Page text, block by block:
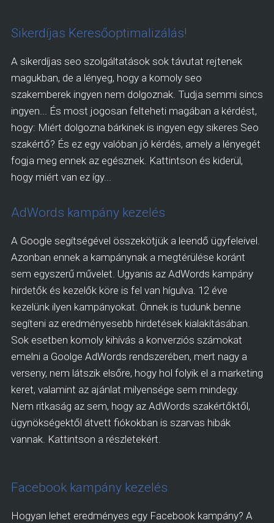
Sikerdíjas Keresőoptimalizálás!
A sikerdíjas seo szolgáltatások sok távutat rejtenek
magukban, de a lényeg, hogy a komoly seo
szakemberek ingyen nem dolgoznak. Tudja semmi sincs
ingyen... És most jogosan felteheti magában a kérdést,
hogy: Miért dolgozna bárkinek is ingyen egy sikeres Seo
szakértő? És ez egy valóban jó kérdés, amely a lényegét
fogja meg ennek az egésznek. Kattintson és kiderül,
hogy miért van ez így...
AdWords kampány kezelés
A Google segítségével összekötjük a leendő ügyfeleivel.
Azonban ennek a kampánynak a megtérülése koránt
sem egyszerű művelet. Ugyanis az AdWords kampány
hirdetők és kezelők köre is fel van hígulva. 12 éve
kezelünk ilyen kampányokat. Önnek is tudunk benne
segíteni az eredményesebb hirdetések kialakításában.
Sok esetben komoly kihívás a konverziós számokat
emelni a Goolge AdWords rendszerében, mert nagy a
verseny, nem látszik elsőre, hogy hol folyik el a marketing
keret, valamint az ajánlat milyensége sem mindegy.
Nem ritkaság az sem, hogy az AdWords szakértőktől,
ügynökségektől átvett fiókokban is szarvas hibák
vannak. Kattintson a részletekért.
Facebook kampány kezelés
Hogyan lehet eredményes egy Facebook kampány? A